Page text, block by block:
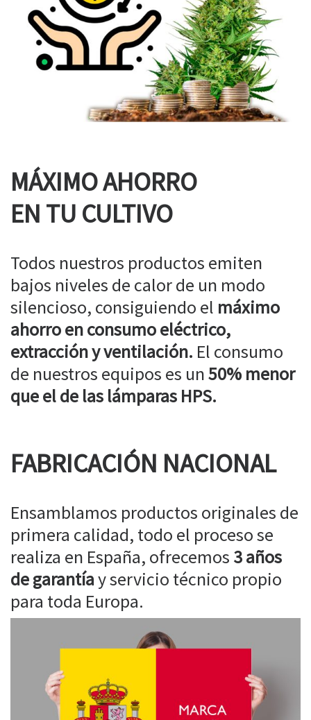
MÁXIMO AHORRO
EN TU CULTIVO
Todos nuestros productos emiten
bajos niveles de calor de un modo
silencioso, consiguiendo el máximo
ahorro en consumo eléctrico,
extracción y ventilación. El consumo
de nuestros equipos es un50% menor
que el de las lámparas HPS.
FABRICACIÓN NACIONAL
Ensamblamos productos originales de
primera calidad, todo el proceso se
realiza en España, ofrecemos 3 años
de garantíay servicio técnico propio
para toda Europa.